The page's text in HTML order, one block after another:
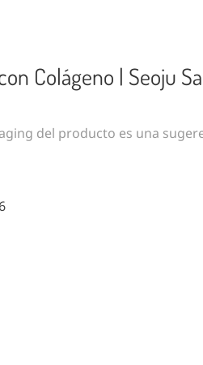
Colágeno | Seoju
del producto es una